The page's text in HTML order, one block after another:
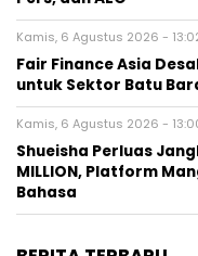
Kamis, 6 Agustus 2026 -
Fair Finance Asia
untuk Sektor Batu
Kamis, 6 Agustus 2026 -
Shueisha Perluas
MILLION, Platform
Bahasa